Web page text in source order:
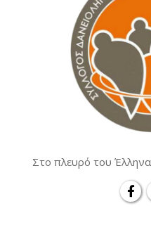
Στο πλευρό του